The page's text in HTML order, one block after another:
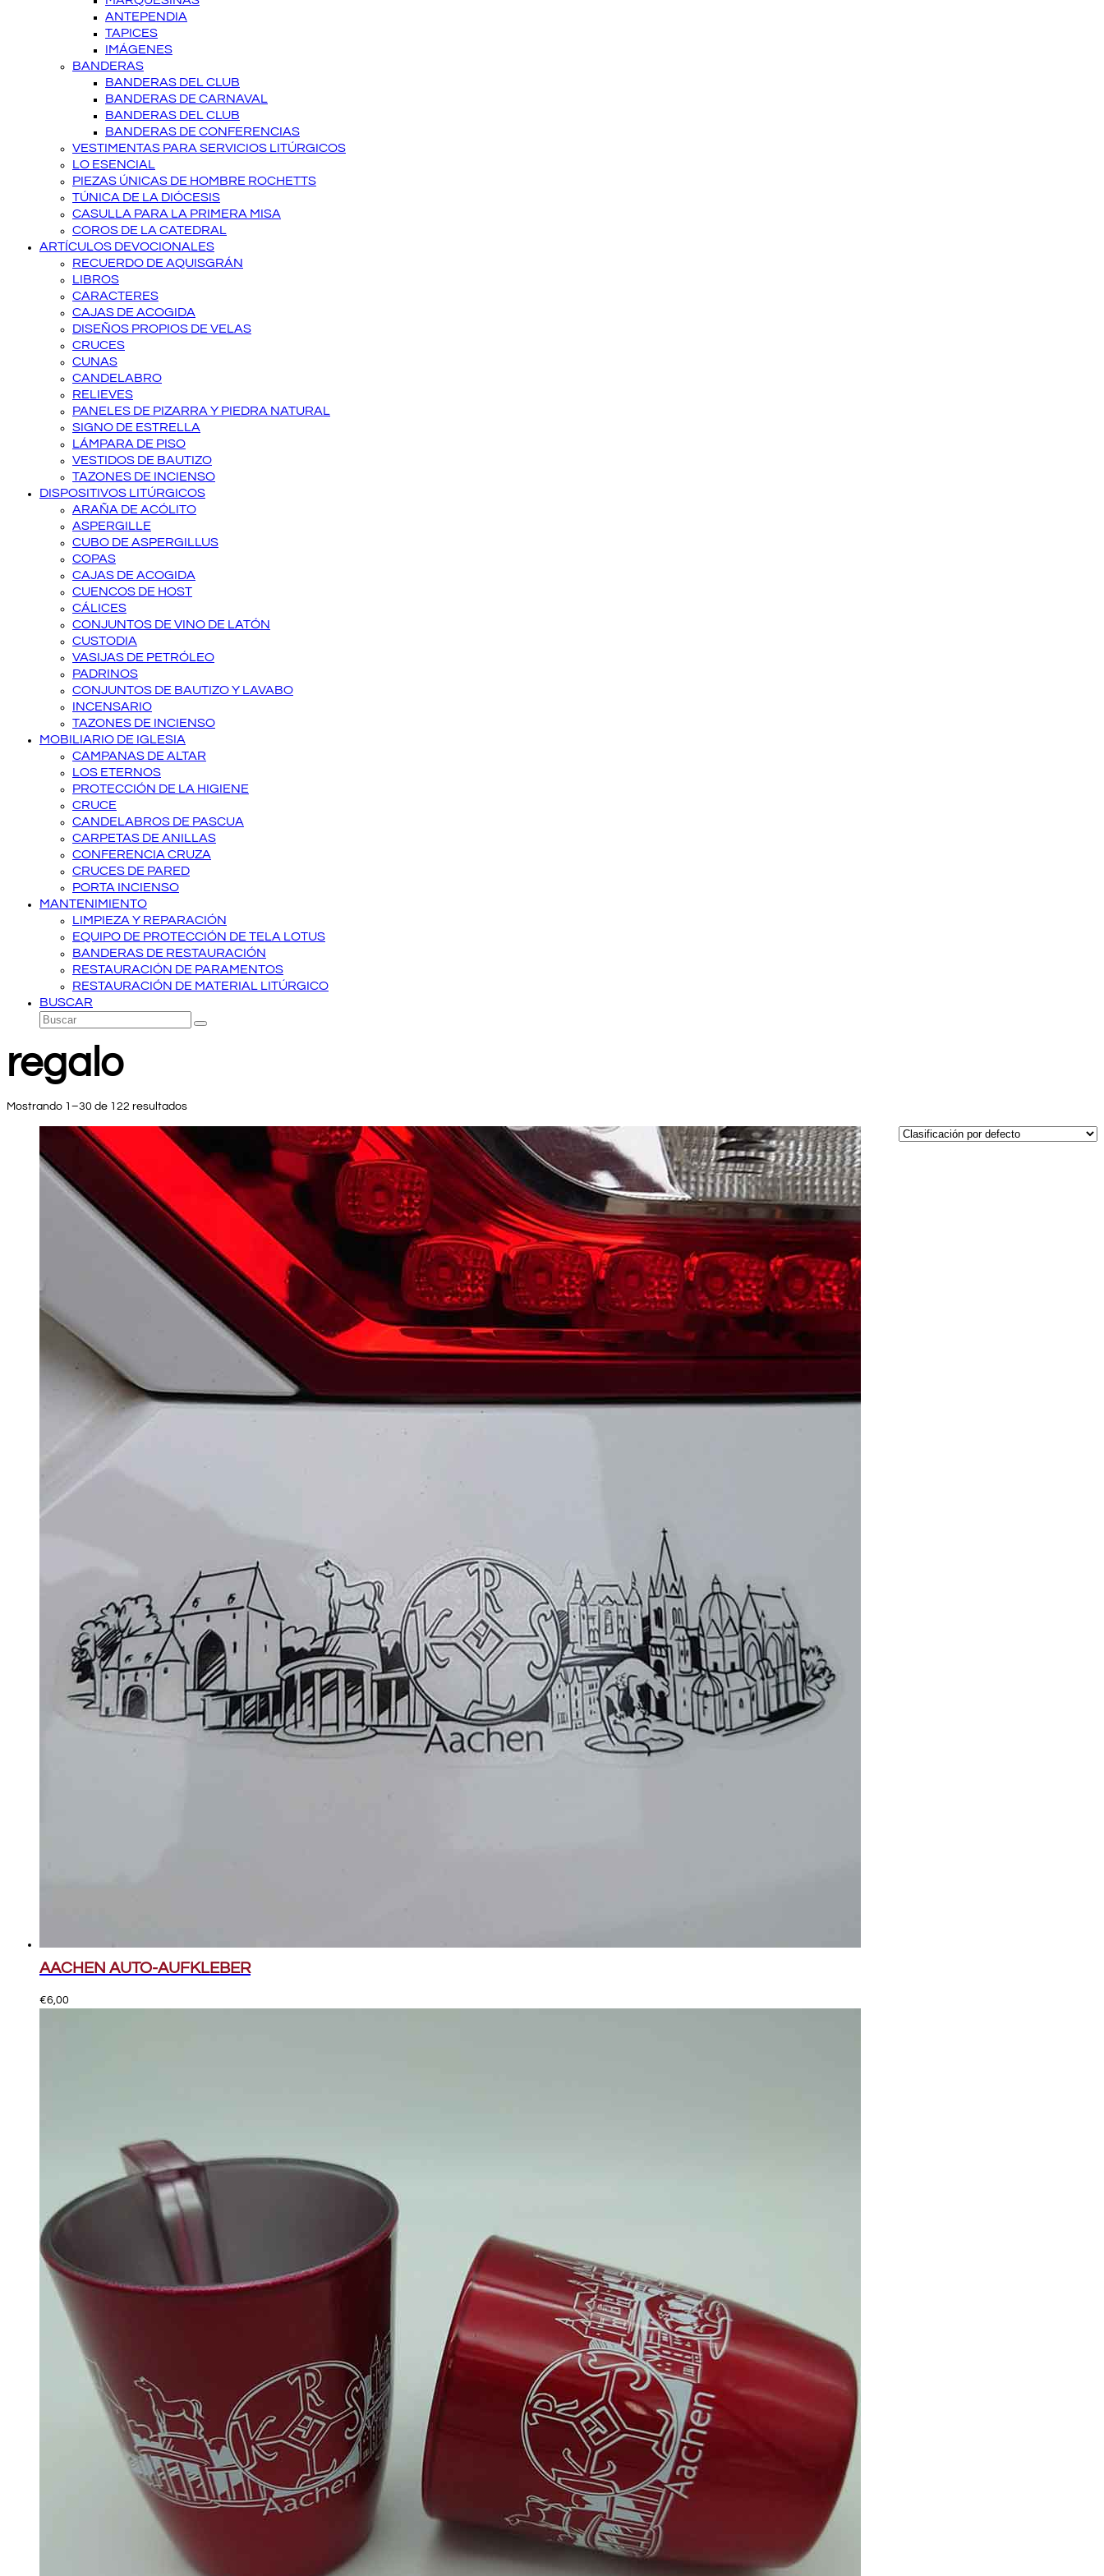
ANTEPENDIA
TAPICES
IMÁGENES
BANDERAS
BANDERAS DEL CLUB
BANDERAS DE CARNAVAL
BANDERAS DEL CLUB
BANDERAS DE CONFERENCIAS
VESTIMENTAS PARA SERVICIOS LITÚRGICOS
LO ESENCIAL
PIEZAS ÚNICAS DE HOMBRE ROCHETTS
TÚNICA DE LA DIÓCESIS
CASULLA PARA LA PRIMERA MISA
COROS DE LA CATEDRAL
ARTÍCULOS DEVOCIONALES
RECUERDO DE AQUISGRÁN
LIBROS
CARACTERES
CAJAS DE ACOGIDA
DISEÑOS PROPIOS DE VELAS
CRUCES
CUNAS
CANDELABRO
RELIEVES
PANELES DE PIZARRA Y PIEDRA NATURAL
SIGNO DE ESTRELLA
LÁMPARA DE PISO
VESTIDOS DE BAUTIZO
TAZONES DE INCIENSO
DISPOSITIVOS LITÚRGICOS
ARAÑA DE ACÓLITO
ASPERGILLE
CUBO DE ASPERGILLUS
COPAS
CAJAS DE ACOGIDA
CUENCOS DE HOST
CÁLICES
CONJUNTOS DE VINO DE LATÓN
CUSTODIA
VASIJAS DE PETRÓLEO
PADRINOS
CONJUNTOS DE BAUTIZO Y LAVABO
INCENSARIO
TAZONES DE INCIENSO
MOBILIARIO DE IGLESIA
CAMPANAS DE ALTAR
LOS ETERNOS
PROTECCIÓN DE LA HIGIENE
CRUCE
CANDELABROS DE PASCUA
CARPETAS DE ANILLAS
CONFERENCIA CRUZA
CRUCES DE PARED
PORTA INCIENSO
MANTENIMIENTO
LIMPIEZA Y REPARACIÓN
EQUIPO DE PROTECCIÓN DE TELA LOTUS
BANDERAS DE RESTAURACIÓN
RESTAURACIÓN DE PARAMENTOS
RESTAURACIÓN DE MATERIAL LITÚRGICO
BUSCAR
Buscar
Enviar
regalo
Mostrando 1–30 de 122 resultados
AACHEN AUTO-AUFKLEBER
€6,00